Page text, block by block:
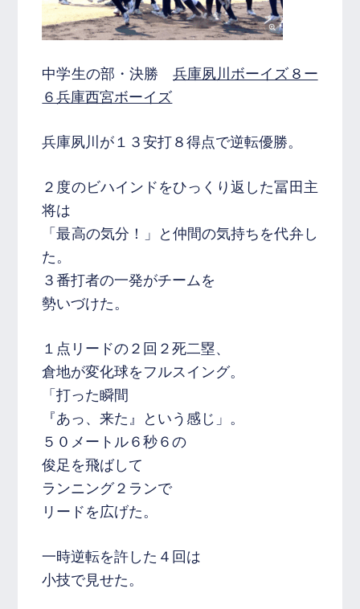
中学生の部・決勝 兵庫夙川ボーイズ８ー
６兵庫西宮ボーイズ
兵庫夙川が１３安打８得点で逆転優勝。
２度のビハインドをひっくり返した冨田主
将は
「最高の気分！」と仲間の気持ちを代弁し
た。
３番打者の一発がチームを
勢いづけた。
１点リードの２回２死二塁、
倉地が変化球をフルスイング。
「打った瞬間
『あっ、来た』という感じ」。
５０メートル６秒６の
俊足を飛ばして
ランニング２ランで
リードを広げた。
一時逆転を許した４回は
小技で見せた。